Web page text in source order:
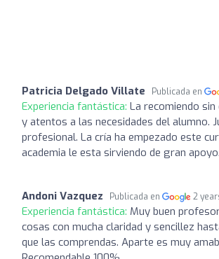
Patricia Delgado Villate Publicada en
Experiencia fantástica: La recomiendo sin
y atentos a las necesidades del alumno.
profesional. La cría ha empezado este
academia le esta sirviendo de gran apoyo.
Andoni Vazquez Publicada en 2
Experiencia fantástica: Muy buen
cosas con mucha claridad y sencillez
que las comprendas. Aparte es muy